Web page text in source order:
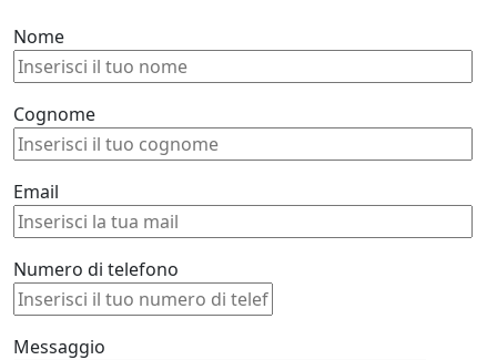
Nome
Cognome
Email
Numero di telefono
Messaggio